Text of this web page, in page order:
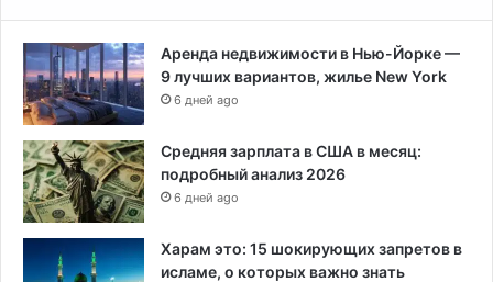
Аренда недвижимости в Нью-Йорке —
9 лучших вариантов, жилье New York
6 дней ago
Средняя зарплата в США в месяц:
подробный анализ 2026
6 дней ago
Харам это: 15 шокирующих запретов в
исламе, о которых важно знать